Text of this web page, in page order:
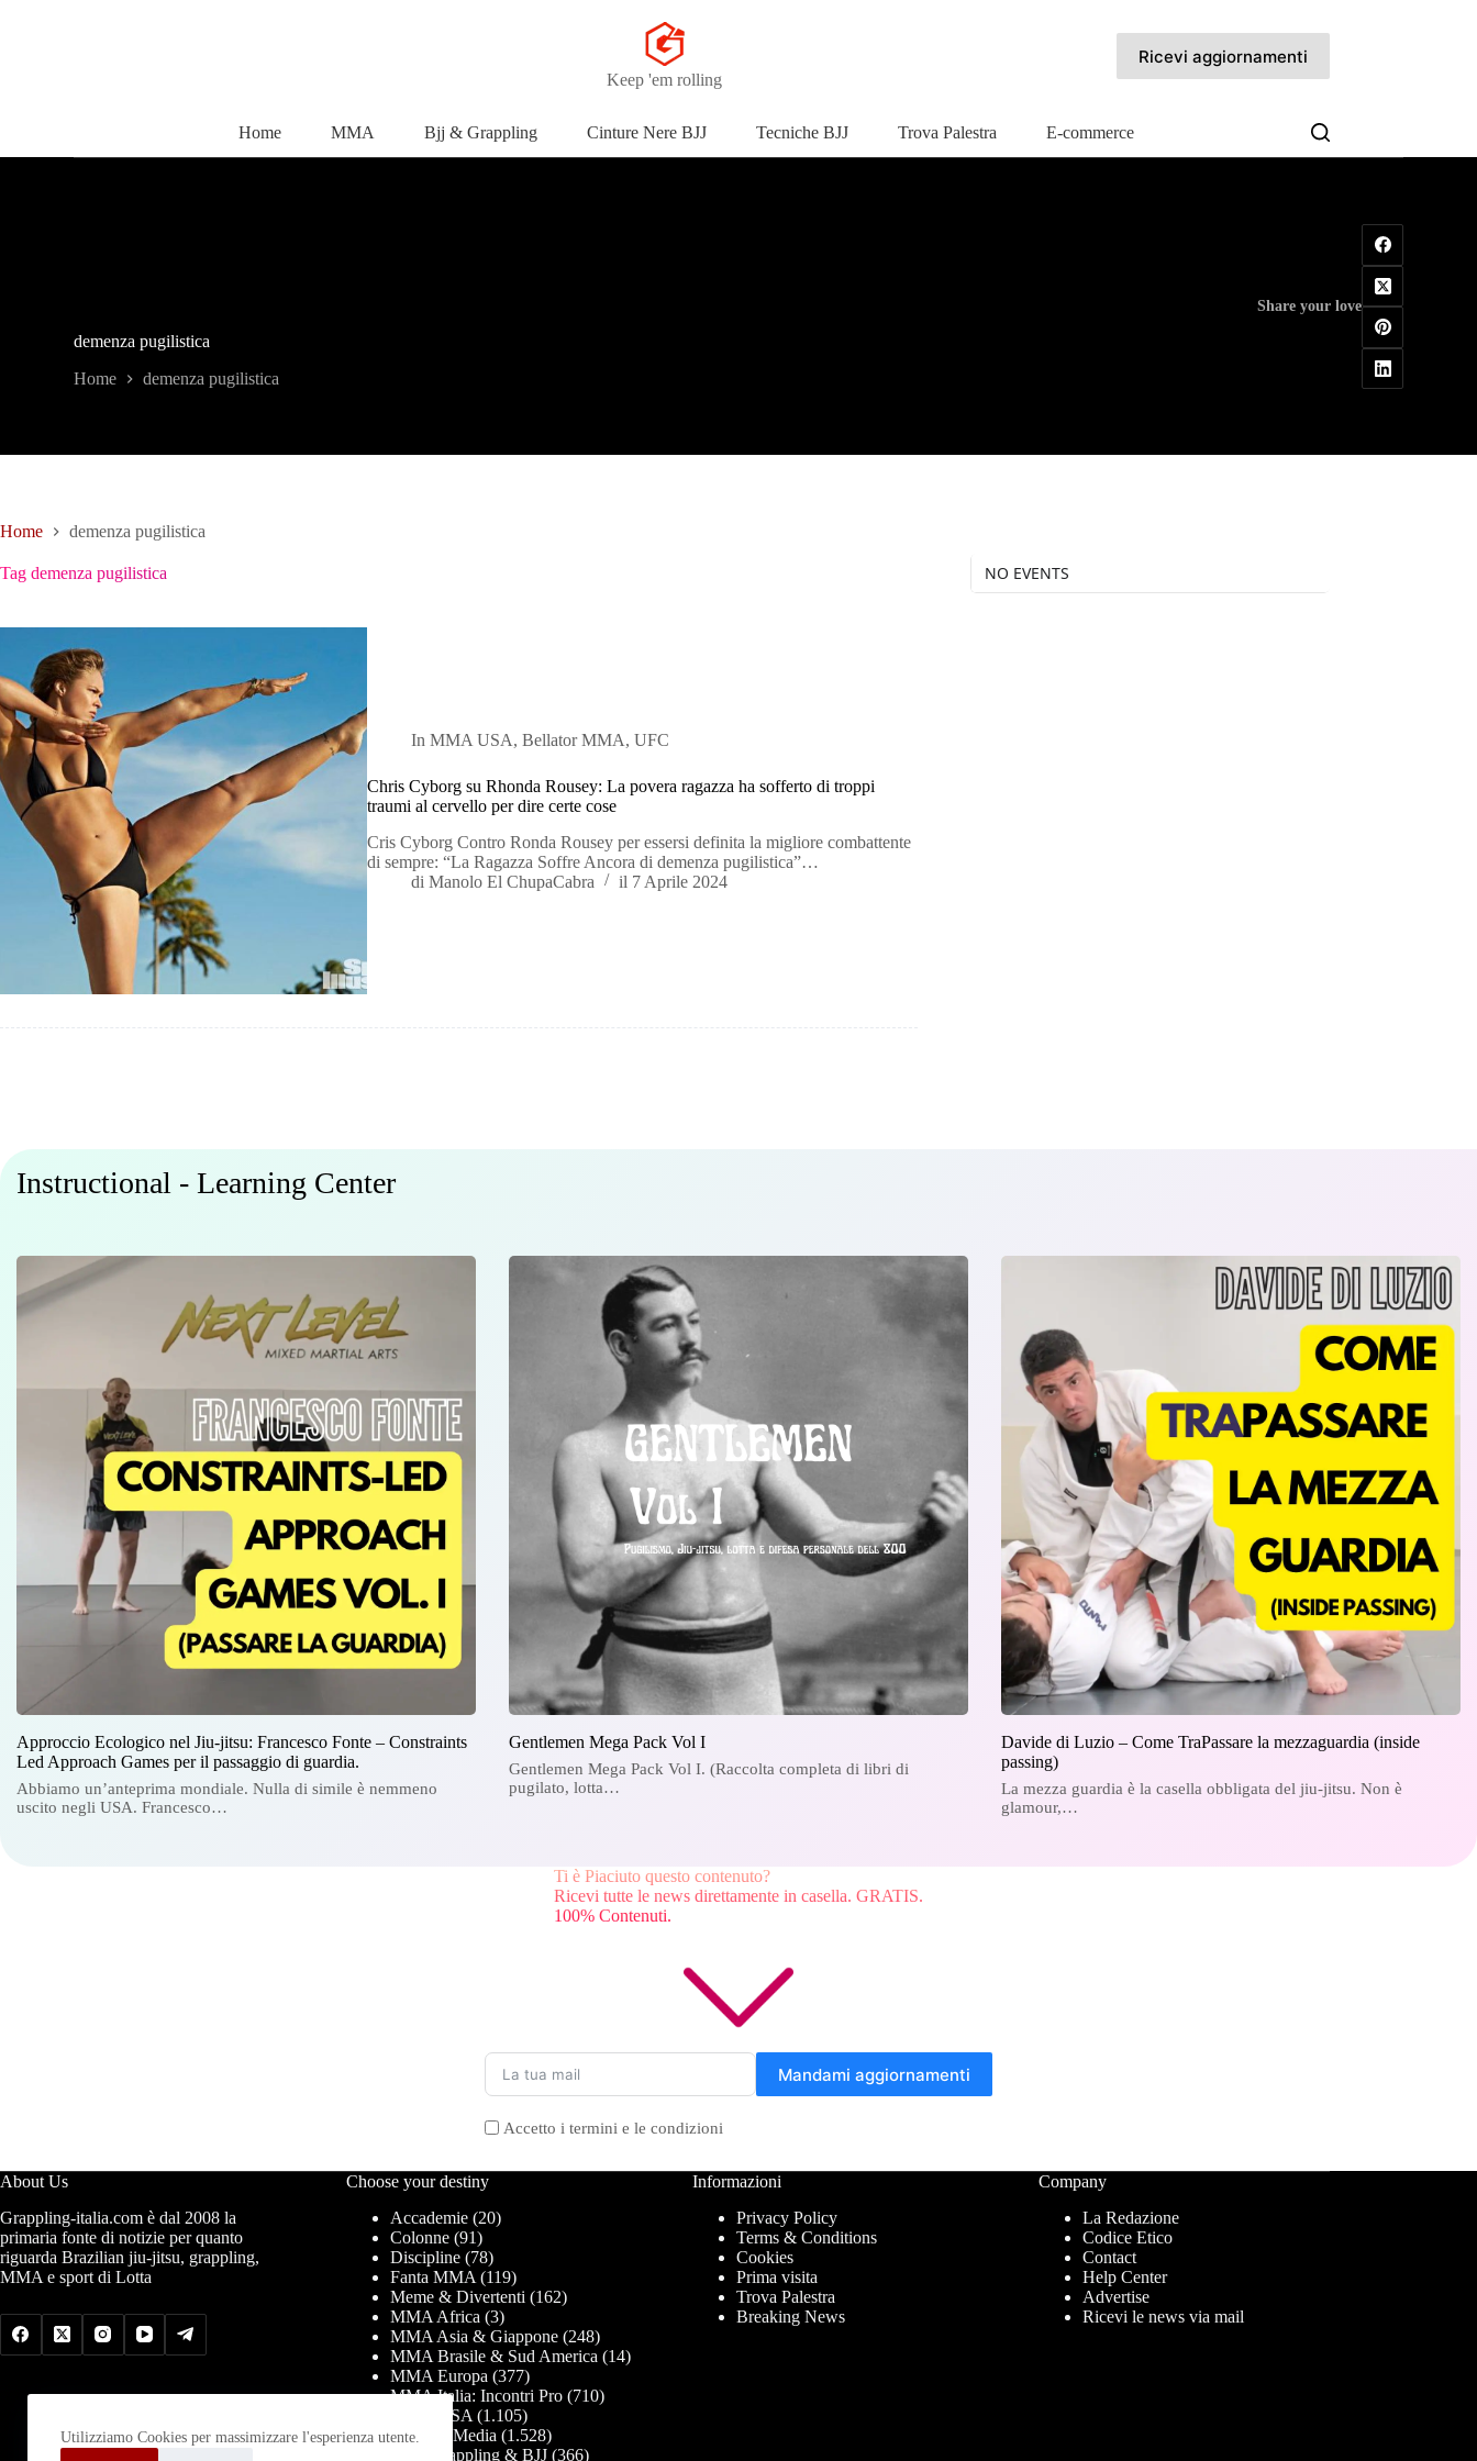
Utilizziamo Cookies per massimizzare l'esperienza utente.
Keep 'em rolling
Ricevi aggiornamenti
Home MMA Bjj & Grappling Cinture Nere BJJ Tecniche BJJ Trova Palestra E-commerce
demenza pugilistica
Home demenza pugilistica
Share your love
Home demenza pugilistica
Tag demenza pugilistica
In MMA USA,Bellator MMA,UFC
Chris Cyborg su Rhonda Rousey: La povera ragazza ha sofferto di troppi
traumi al cervello per dire certe cose
Cris Cyborg Contro Ronda Rousey per essersi definita la migliore combattente
di sempre: “La Ragazza Soffre Ancora di demenza pugilistica”…
di Manolo El ChupaCabra il 7 Aprile 2024
NO EVENTS
Instructional - Learning Center
Approccio Ecologico nel Jiu-jitsu: Francesco Fonte – Constraints
Led Approach Games per il passaggio di guardia.
Abbiamo un’anteprima mondiale. Nulla di simile è nemmeno
uscito negli USA. Francesco…
Gentlemen Mega Pack Vol I
Gentlemen Mega Pack Vol I. (Raccolta completa di libri di
pugilato, lotta…
Davide di Luzio – Come TraPassare la mezzaguardia (inside
passing)
La mezza guardia è la casella obbligata del jiu-jitsu. Non è
glamour,…
Ti è Piaciuto questo contenuto?
Ricevi tutte le news direttamente in casella. GRATIS.
100% Contenuti.
Mandami aggiornamenti
Accetto i termini e le condizioni
About Us
Grappling-italia.com è dal 2008 la
primaria fonte di notizie per quanto
riguarda Brazilian jiu-jitsu, grappling,
MMA e sport di Lotta
Choose your destiny
Accademie(20)
Colonne(91)
Discipline(78)
Fanta MMA (119)
Meme & Divertenti (162)
MMA Africa (3)
MMA Asia & Giappone(248)
MMA Brasile & Sud America (14)
MMA Europa (377)
MMA Italia: Incontri Pro(710)
MMA USA (1.105)
News & Media (1.528)
PRO Grappling & BJJ(366)
Informazioni
Privacy Policy
Terms & Conditions
Cookies
Prima visita
Trova Palestra
Breaking News
Company
La Redazione
Codice Etico
Contact
Help Center
Advertise
Ricevi le news via mail